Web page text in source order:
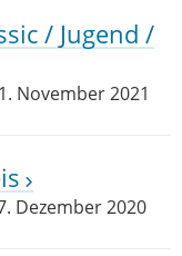
/ Jugend /
November 2021
Dezember 2020